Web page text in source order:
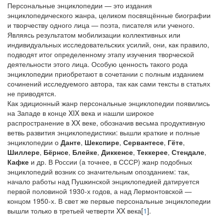
Персональные энциклопедии — это издания
энциклопедического жанра, целиком посвящённые биографии
и творчеству одного лица — поэта, писателя или ученого.
Являясь результатом мобилизации коллективных или
индивидуальных исследовательских усилий, они, как правило,
подводят итог определенному этапу изучения творческой
деятельности этого лица. Особую ценность такого рода
энциклопедии приобретают в сочетании с полным изданием
сочинений исследуемого автора, так как сами тексты в статьях
не приводятся.
Как эдиционный жанр персональные энциклопедии появились
на Западе в конце XIX века и нашли широкое
распространение в XX веке, обозначив весьма продуктивную
ветвь развития энциклопедистики: вышли краткие и полные
энциклопедии о Данте, Шекспире, Сервантесе, Гёте,
Шиллере, Бёрнсе, Блейке, Диккенсе, Теккерее, Стендале,
Кафке и др. В России (а точнее, в СССР) жанр подобных
энциклопедий возник со значительным опозданием: так,
начало работы над Пушкинской энциклопедией датируется
первой половиной 1930-х годов, а над Лермонтовской —
концом 1950-х. В свет же первые персональные энциклопедии
вышли только в третьей четверти XX века[1].